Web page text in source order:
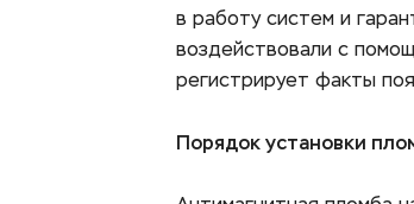
в работу систем и
воздействовали с
регистрирует факты
Порядок установки